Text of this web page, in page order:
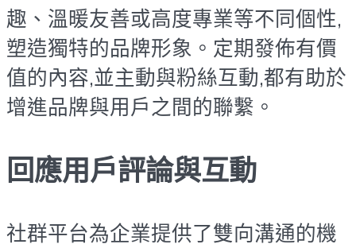
趣、溫暖友善或高度專業等不同個性,
塑造獨特的品牌形象。定期發佈有價
值的內容,並主動與粉絲互動,都有助於
增進品牌與用戶之間的聯繫。
回應用戶評論與互動
社群平台為企業提供了雙向溝通的機